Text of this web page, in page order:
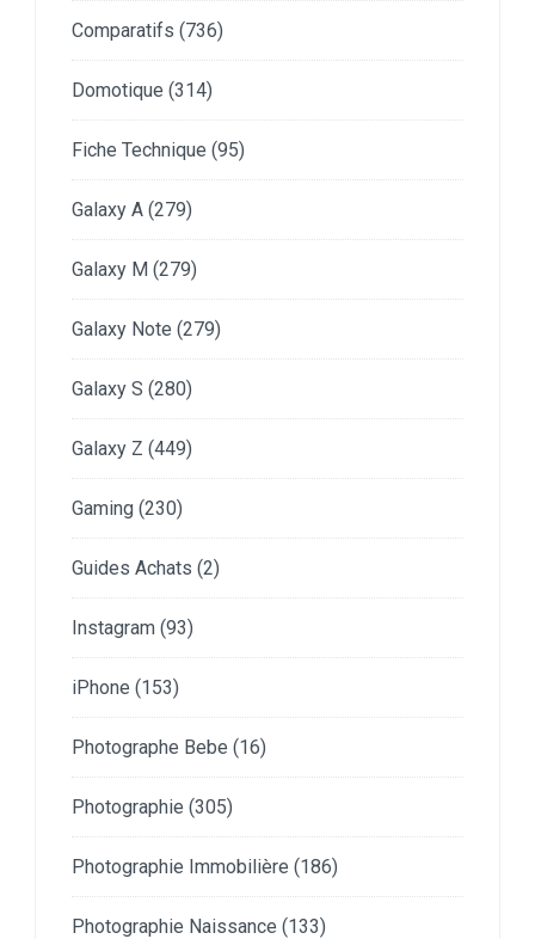
Comparatifs (736)
Domotique (314)
Fiche Technique (95)
Galaxy A (279)
Galaxy M (279)
Galaxy Note (279)
Galaxy S (280)
Galaxy Z (449)
Gaming (230)
Guides Achats (2)
Instagram (93)
iPhone (153)
Photographe Bebe (16)
Photographie (305)
Photographie Immobilière (186)
Photographie Naissance (133)